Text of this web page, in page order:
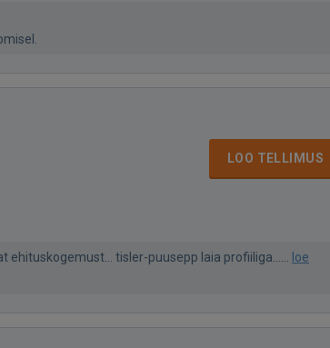
LOO TELLIMUS
ehituskogemust... tisler-puusepp laia profiiliga......
loe